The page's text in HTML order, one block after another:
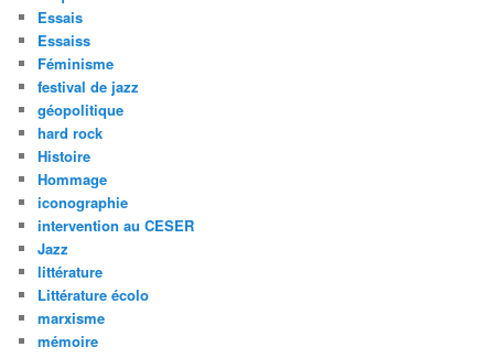
Essais
Essaiss
Féminisme
festival de jazz
géopolitique
hard rock
Histoire
Hommage
iconographie
intervention au CESER
Jazz
littérature
Littérature écolo
marxisme
mémoire